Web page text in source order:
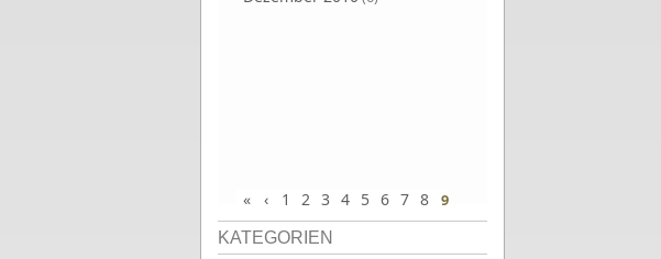
« ‹ 1 2 3 4 5 6 7 8 9
KATEGORIEN